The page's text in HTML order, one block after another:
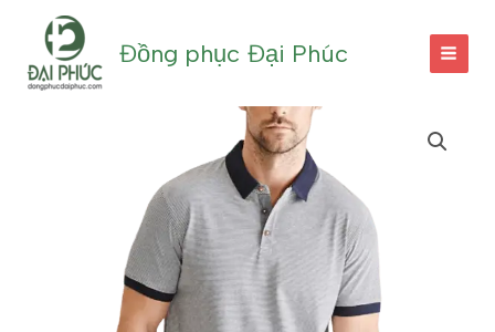
dung
Đồng phục Đại Phúc